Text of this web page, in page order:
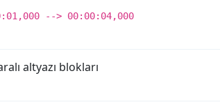
--> 00:00:04,000
altyazı blokları